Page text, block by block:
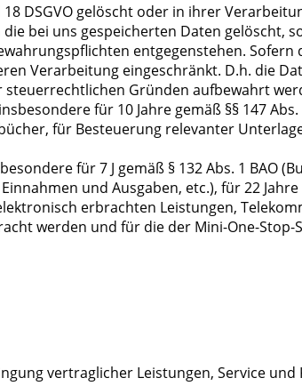
DSGVO gelöscht oder in ihrer
bei uns gespeicherten Daten gelöscht,
entgegenstehen. Sofern
Verarbeitung eingeschränkt. D.h. die
steuerrechtlichen Gründen aufbewahrt
für 10 Jahre gemäß §§ 147 Abs.
für Besteuerung relevanter
für 7 J gemäß § 132 Abs. 1 BAO
und Ausgaben, etc.), für 22
erbrachten Leistungen,
werden und für die der Mini-One-Stop-
vertraglicher Leistungen, Service